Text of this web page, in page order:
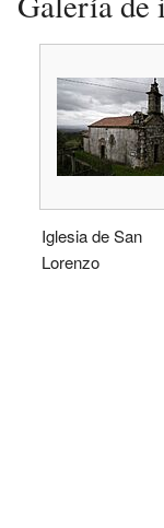
Iglesia de San
Lorenzo